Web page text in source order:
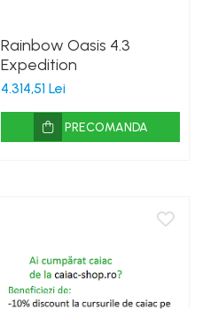
Rainbow Oasis 4.3
Expedition
4.314,51 Lei
PRECOMANDA